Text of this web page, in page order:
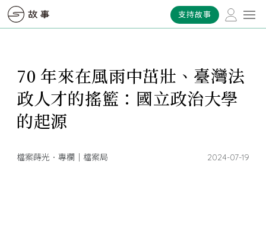
支持故事
70 年來在風雨中茁壯、臺灣法
政人才的搖籃：國立政治大學
的起源
檔案蒔光．專欄｜檔案局 2024-07-19